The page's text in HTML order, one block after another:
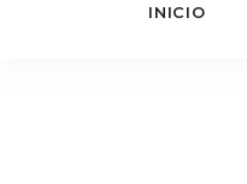
INICIO